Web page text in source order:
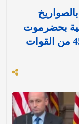
بحضرموت
ومأرب ويسفر الهجوم عن مقتل 45 من القوات